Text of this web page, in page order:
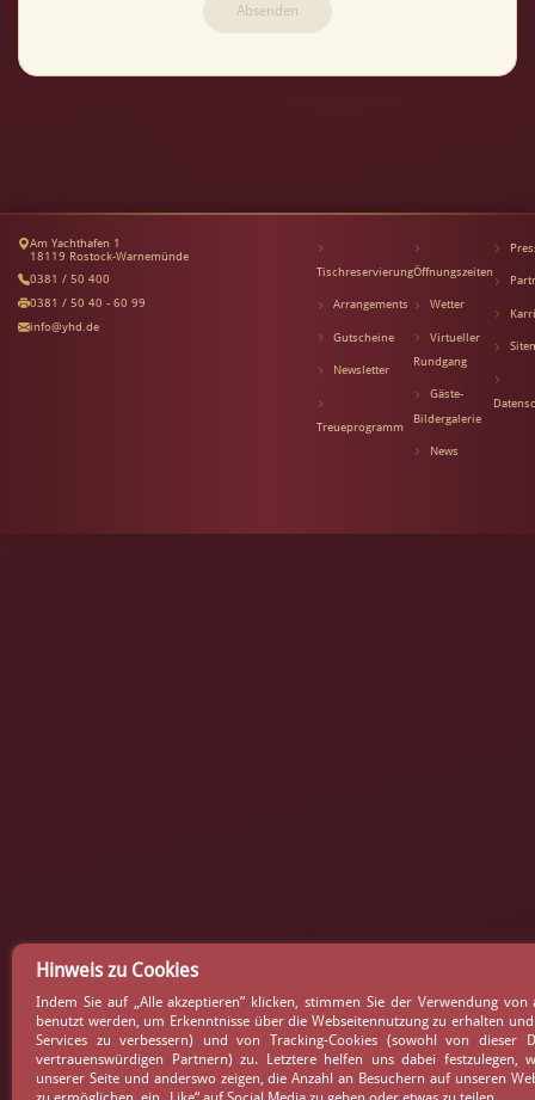
Absenden
Am Yachthafen 1
18119 Rostock-Warnemünde
0381 / 50 400
0381 / 50 40 - 60 99
info@yhd.de
Tischreservierung
Arrangements
Gutscheine
Newsletter
Treueprogramm
Öffnungszeiten
Wetter
Virtueller
Rundgang
Gäste-
Bildergalerie
News
Hinweis zu Cookies
Indem Sie auf „Alle akzeptieren” klicken, stimmen Sie der Verwendung
benutzt werden, um Erkenntnisse über die Webseitennutzung zu erhalten
Services zu verbessern) und von Tracking-Cookies (sowohl von dieser
vertrauenswürdigen Partnern) zu. Letztere helfen uns dabei festzulegen,
unserer Seite und anderswo zeigen, die Anzahl an Besuchern auf unseren